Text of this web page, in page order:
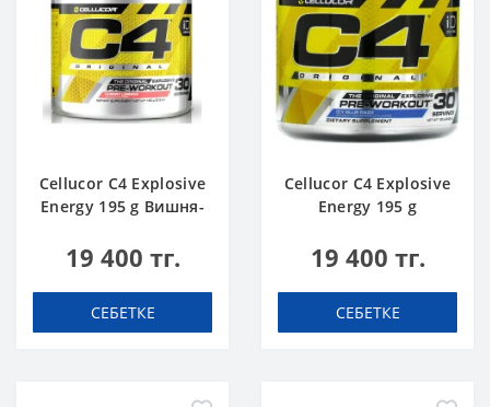
Cellucor C4 Explosive
Energy 195 g Вишня-
19 400 тг.
СЕБЕТКЕ
Cellucor C4 Explosive
Energy 195 g
19 400 тг.
СЕБЕТКЕ